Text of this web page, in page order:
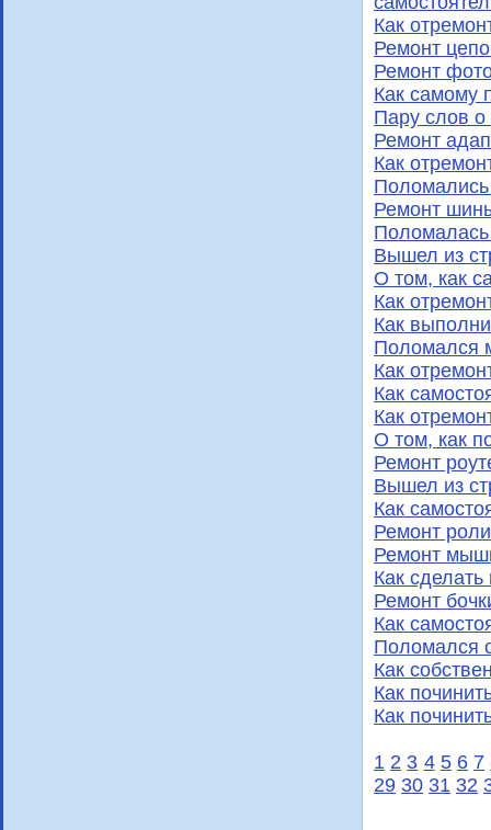
Как
Ремонт
Ремонт
Как самому
Пару слов о
Ремонт
Как
Ремонт
Вышел из
О том, как
Как
Как
Поломался
Как
Как
Как
О том, как
Ремонт
Вышел из
Как
Ремонт
Ремонт
Как
Ремонт
Как
Поломался
Как
Как
Как
1 2 3 4 5 6 7
29 30 31 32